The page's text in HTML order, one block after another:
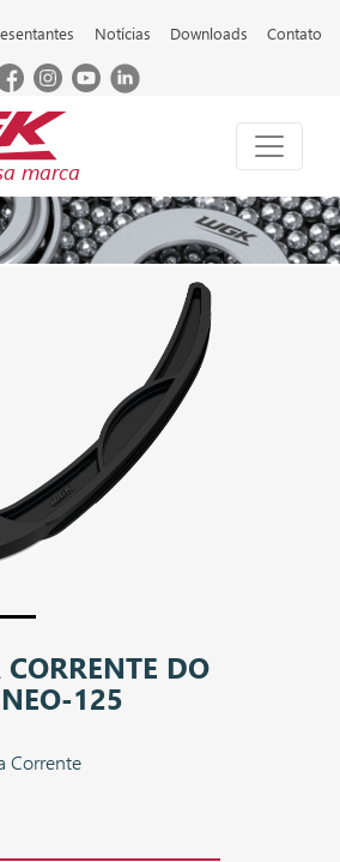
Notícias Downloads Contato
marca
DO
125
Corrente